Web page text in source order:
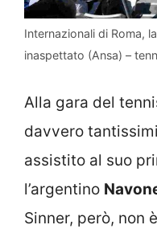
Internazionali di Roma,
inaspettato (Ansa) –
Alla gara del
davvero
assistito al suo
l’argentino
Sinner, però, non